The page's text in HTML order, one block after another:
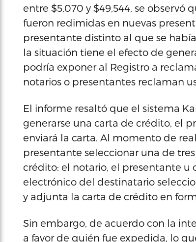
entre $5,070 y $49,544, se observó
fueron redimidas en nuevas
presentante distinto al que se
la situación tiene el efecto de
podría exponer al Registro a
notarios o presentantes reclaman
El informe resaltó que el sistema
generarse una carta de crédito, el
enviará la carta. Al momento de
presentante seleccionar una de
crédito: el notario, el presentante u
electrónico del destinatario
y adjunta la carta de crédito en
Sin embargo, de acuerdo con la
a favor de quién fue expedida, lo